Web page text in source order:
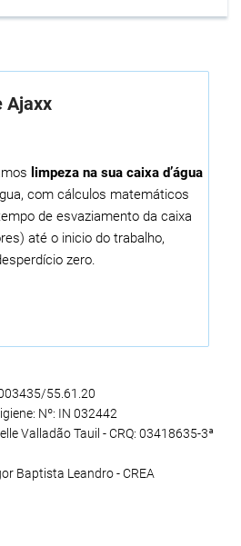
Ajaxx
limpeza na sua caixa d’água
com cálculos matemáticos
de esvaziamento da caixa
até o inicio do trabalho,
zero.
55.61.20
Nº: IN 032442
Valladão Tauil - CRQ: 03418635-3ª
Baptista Leandro - CREA